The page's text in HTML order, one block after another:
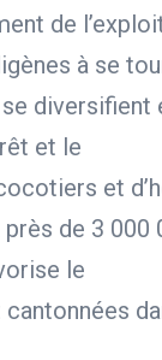
de
à se
diversifient
et le
et
de 3 000
le